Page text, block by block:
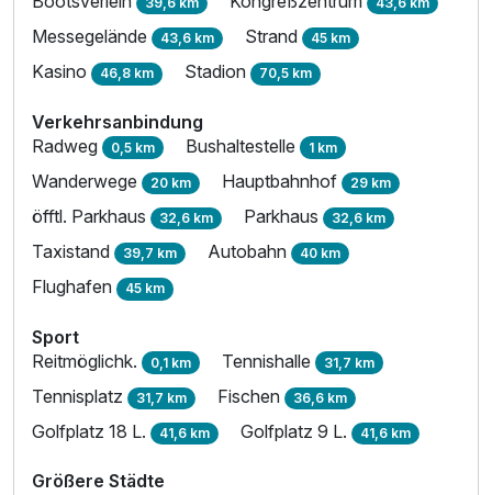
Messegelände 43,6 km Strand 45 km
Kasino 46,8 km Stadion 70,5 km
Verkehrsanbindung
Radweg 0,5 km Bushaltestelle 1 km
Wanderwege 20 km Hauptbahnhof 29 km
öfftl. Parkhaus 32,6 km Parkhaus 32,6 km
Taxistand 39,7 km Autobahn 40 km
Flughafen 45 km
Sport
Reitmöglichk. 0,1 km Tennishalle 31,7 km
Tennisplatz 31,7 km Fischen 36,6 km
Golfplatz 18 L. 41,6 km Golfplatz 9 L. 41,6 km
Größere Städte